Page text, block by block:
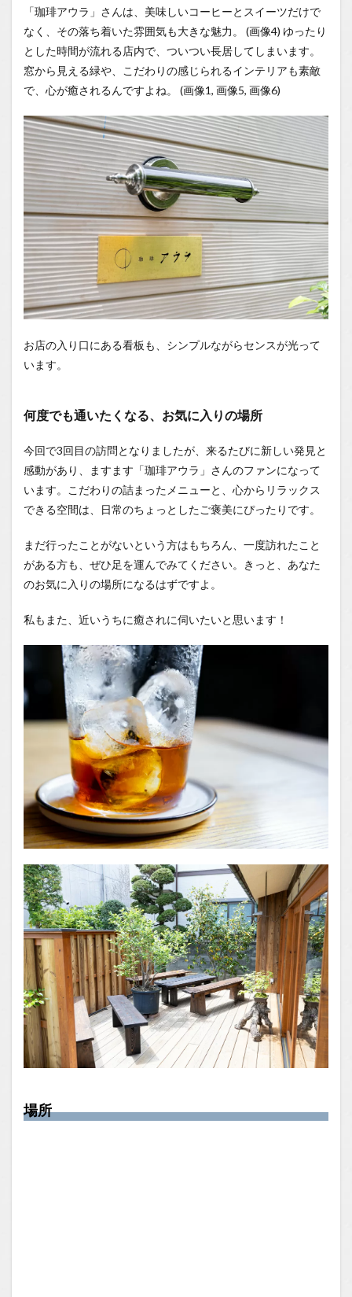
「珈琲アウラ」さんは、美味しいコーヒーとスイーツだけで
なく、その落ち着いた雰囲気も大きな魅力。 (画像4) ゆったり
とした時間が流れる店内で、ついつい長居してしまいます。
窓から見える緑や、こだわりの感じられるインテリアも素敵
で、心が癒されるんですよね。 (画像1, 画像5, 画像6)
お店の入り口にある看板も、シンプルながらセンスが光って
います。
何度でも通いたくなる、お気に入りの場所
今回で3回目の訪問となりましたが、来るたびに新しい発見と
感動があり、ますます「珈琲アウラ」さんのファンになって
います。こだわりの詰まったメニューと、心からリラックス
できる空間は、日常のちょっとしたご褒美にぴったりです。
まだ行ったことがないという方はもちろん、一度訪れたこと
がある方も、ぜひ足を運んでみてください。きっと、あなた
のお気に入りの場所になるはずですよ。
私もまた、近いうちに癒されに伺いたいと思います！
場所